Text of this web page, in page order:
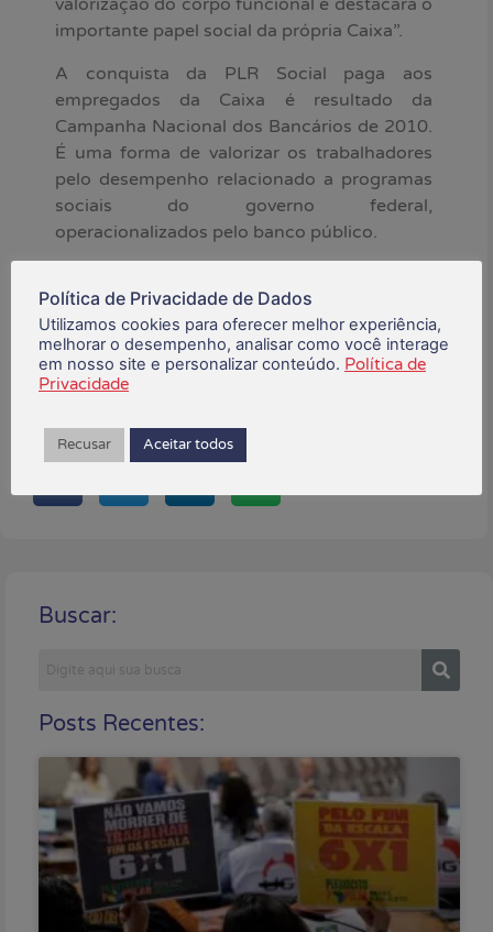
valorização do corpo funcional e destacará o
importante papel social da própria Caixa”.
A conquista da PLR Social paga aos
empregados da Caixa é resultado da
Campanha Nacional dos Bancários de 2010.
É uma forma de valorizar os trabalhadores
pelo desempenho relacionado a programas
sociais do governo federal,
operacionalizados pelo banco público.
agosto 23, 2023
Compartilhe!
Buscar:
Posts Recentes:
Política de Privacidade de Dados
Utilizamos cookies para oferecer melhor experiência,
melhorar o desempenho, analisar como você interage
em nosso site e personalizar conteúdo. Política de
Privacidade
Recusar Aceitar todos